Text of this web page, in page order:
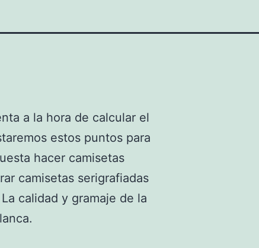
a la hora de calcular el
estos puntos para
hacer camisetas
camisetas serigrafiadas
calidad y gramaje de la